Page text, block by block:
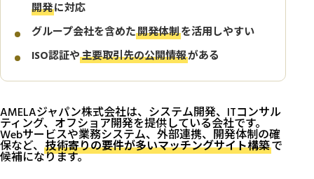
開発に対応
グループ会社を含めた開発体制を活用しやすい
ISO認証や主要取引先の公開情報がある
AMELAジャパン株式会社は、システム開発、ITコンサル
ティング、オフショア開発を提供している会社です。
Webサービスや業務システム、外部連携、開発体制の確
保など、 技術寄りの要件が多いマッチングサイト構築で
候補になります。